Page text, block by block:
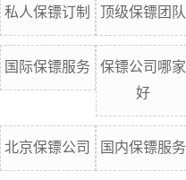
私人保镖订制 顶级保镖团队
国际保镖服务
保镖公司哪家
好
北京保镖公司 国内保镖服务